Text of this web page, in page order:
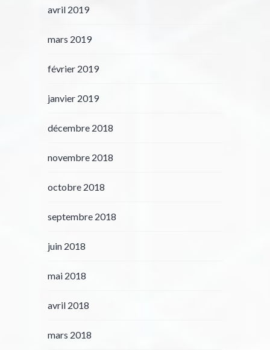
avril 2019
mars 2019
février 2019
janvier 2019
décembre 2018
novembre 2018
octobre 2018
septembre 2018
juin 2018
mai 2018
avril 2018
mars 2018